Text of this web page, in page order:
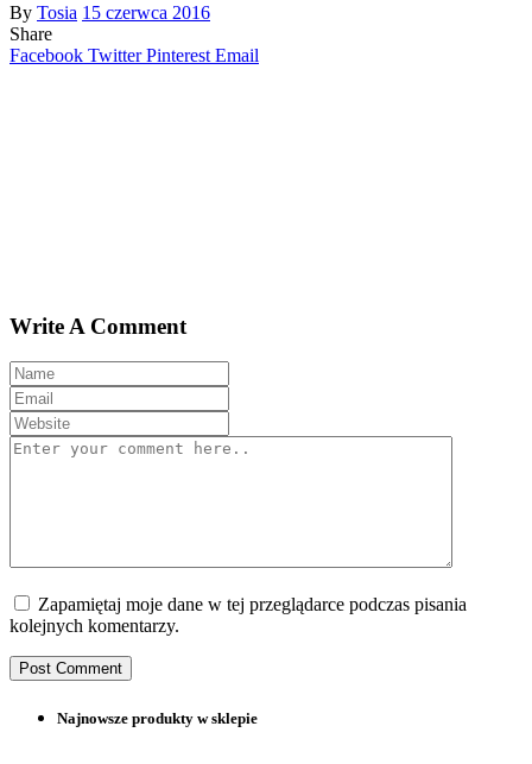
By Tosia 15 czerwca 2016
Share
Facebook Twitter Pinterest Email
Write A Comment
Zapamiętaj moje dane w tej przeglądarce podczas pisania
kolejnych komentarzy.
Najnowsze produkty w sklepie